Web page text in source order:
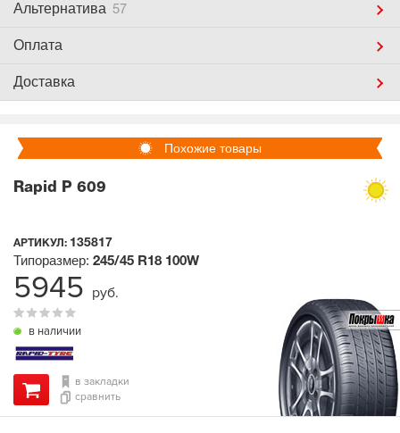
Альтернатива 57
Оплата
Доставка
Похожие товары
Rapid P 609
АРТИКУЛ: 135817
в наличии
Типоразмер: 245/45 R18 100W
в закладки
сравнить
5945 руб.